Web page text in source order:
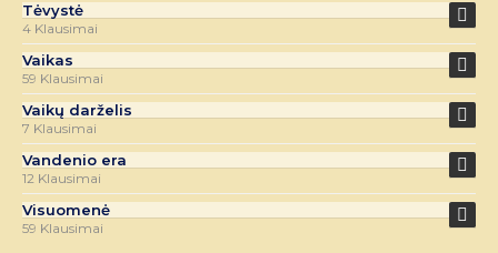
Tėvystė
4 Klausimai
Vaikas
59 Klausimai
Vaikų darželis
7 Klausimai
Vandenio era
12 Klausimai
Visuomenė
59 Klausimai